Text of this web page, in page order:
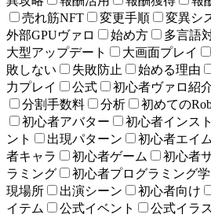
売れ筋NFT
変更手順 変異シ
外部GPUヴァロ
始め方 多言語
大型アップデート
大画面プレイ
敗しない
失敗防止 始める理由
力プレイ
公式 初心者ヴァロ紹
分割手数料
分析 初めての
初心者アバター
初心者インス
ント
出現パターン 初心者エイム
者キャラ
初心者ゲーム 初心者
ラミング
初心者プログラミング
現場所
出演シーン 初心者向け
イテム
公式イベント 公式イラ